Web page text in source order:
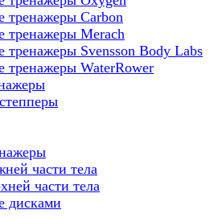
тренажеры Carbon
тренажеры Merach
тренажеры Svensson Body Labs
тренажеры WaterRower
части тела
части тела
дисками